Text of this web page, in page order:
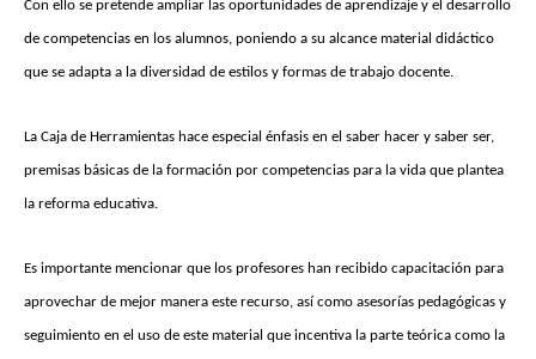
Con ello se pretende ampliar las oportunidades de aprendizaje y el desarrollo
de competencias en los alumnos, poniendo a su alcance material didáctico
que se adapta a la diversidad de estilos y formas de trabajo docente.
La Caja de Herramientas hace especial énfasis en el saber hacer y saber ser,
premisas básicas de la formación por competencias para la vida que plantea
la reforma educativa.
Es importante mencionar que los profesores han recibido capacitación para
aprovechar de mejor manera este recurso, así como asesorías pedagógicas y
seguimiento en el uso de este material que incentiva la parte teórica como la